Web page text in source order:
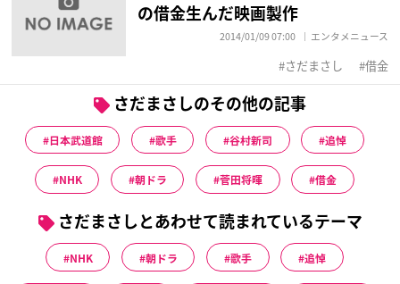
の借金生んだ映画製作
2014/01/09 07:00 エンタメニュース
さだまさし 借金
さだまさしのその他の記事
日本武道館 歌手 谷村新司 追悼
NHK 朝ドラ 菅田将暉 借金
さだまさしとあわせて読まれているテーマ
NHK 朝ドラ 歌手 追悼